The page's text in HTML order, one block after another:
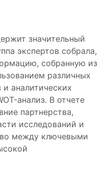
значительный
экспертов собрала,
собранную из
различных
аналитических
анализ. В отчете
партнерства,
исследований и
между ключевыми